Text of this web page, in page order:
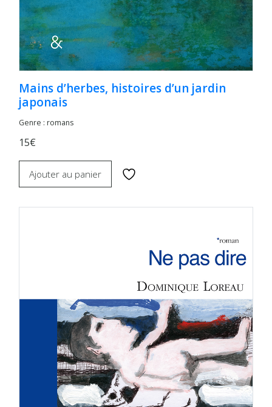
Mains d’herbes, histoires d’un jardin
japonais
Genre : romans
15€
Ajouter au panier